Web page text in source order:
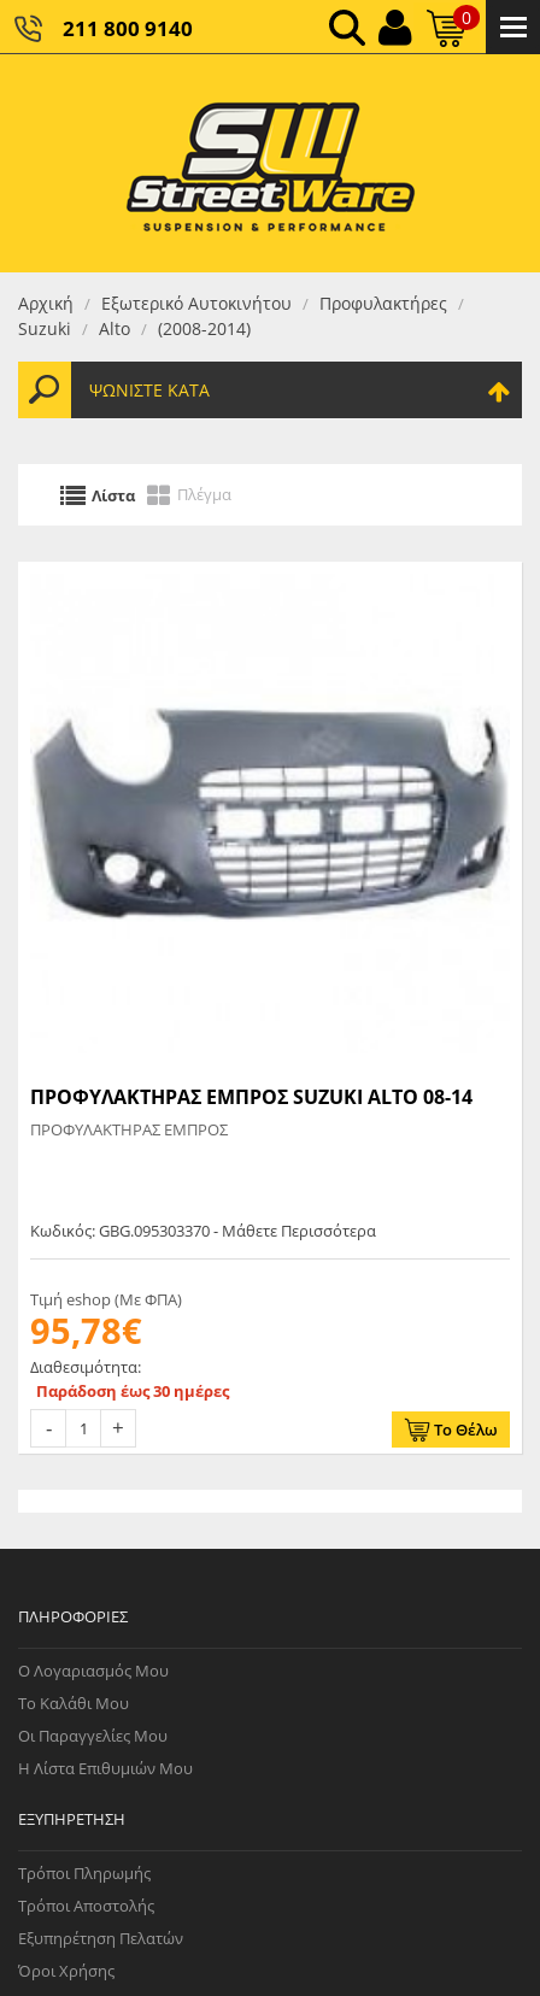
211 800 9140 0
ΚΑΘΑΡΌ ΣΎΝΟΛΟ:
ΤΕΛΙΚΌ ΣΎΝΟΛΟ:0,00 €
Αρχική / Εξωτερικό Αυτοκινήτου / Προφυλακτήρες /
Suzuki / Alto / (2008-2014)
ΨΩΝΊΣΤΕ ΚΑΤΆ
Λίστα Πλέγμα
ΠΡΟΦΥΛΑΚΤΗΡΑΣ ΕΜΠΡΟΣ SUZUKI ALTO 08-14
ΠΡΟΦΥΛΑΚΤΗΡΑΣ ΕΜΠΡΟΣ
Κωδικός: GBG.095303370 - Μάθετε Περισσότερα
Τιμή eshop (Με ΦΠΑ)
95,78€
Διαθεσιμότητα:
Παράδοση έως 30 ημέρες
Το Θέλω
ΠΛΗΡΟΦΟΡΊΕΣ
Ο Λογαριασμός Μου
Το Καλάθι Μου
Οι Παραγγελίες Μου
Η Λίστα Επιθυμιών Μου
ΕΞΥΠΗΡΈΤΗΣΗ
Τρόποι Πληρωμής
Τρόποι Αποστολής
Εξυπηρέτηση Πελατών
Όροι Χρήσης